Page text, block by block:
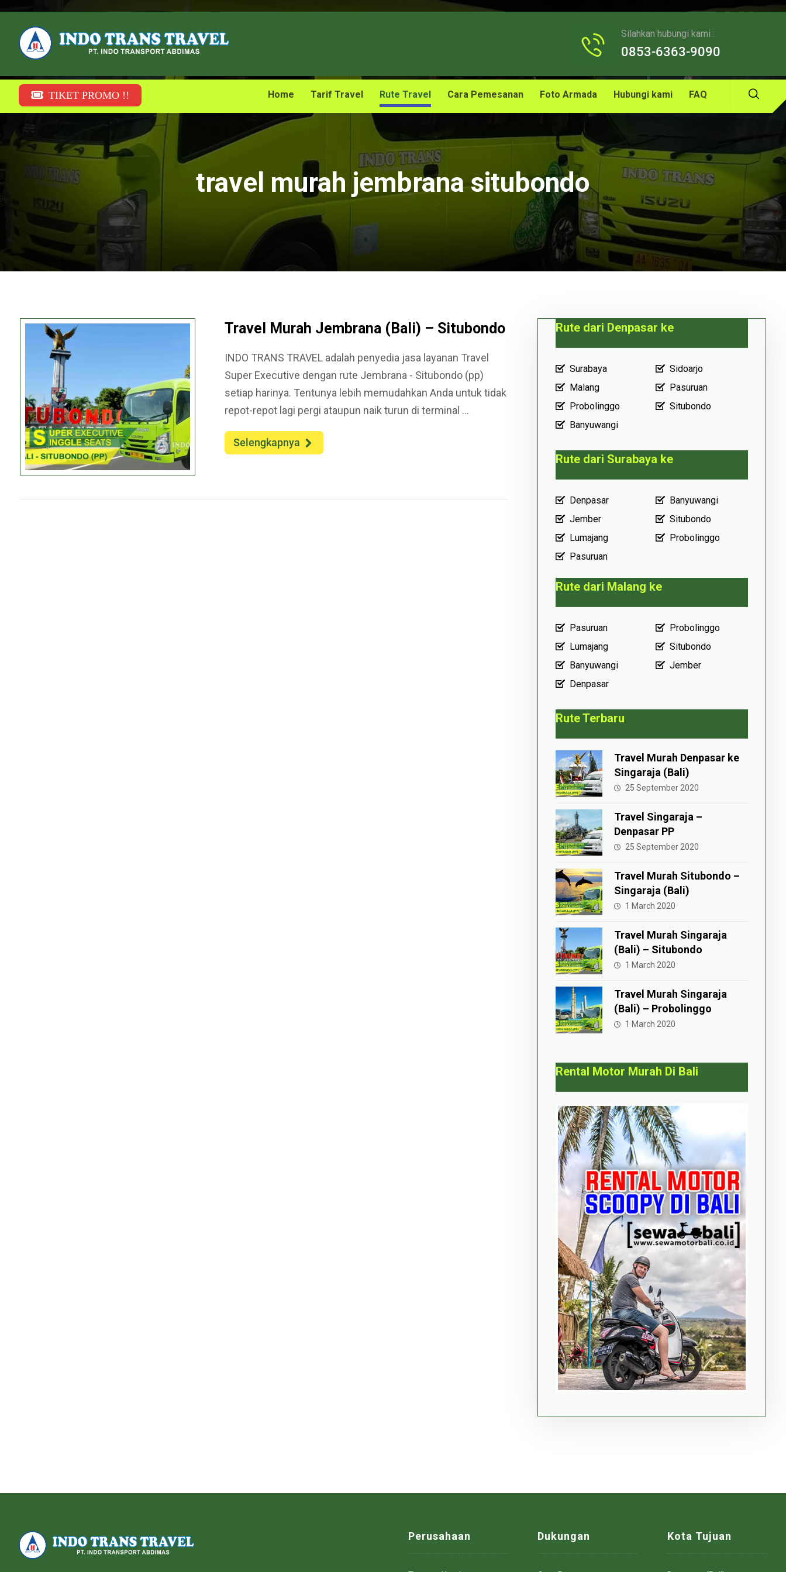
Silahkan hubungi kami :
0853-6363-9090
TIKET PROMO !! Home Tarif Travel Rute Travel Cara Pemesanan Foto Armada Hubungi kami FAQ
travel murah jembrana situbondo
Travel Murah Jembrana (Bali) – Situbondo
INDO TRANS TRAVEL adalah penyedia jasa layanan Travel
Super Executive dengan rute Jembrana - Situbondo (pp)
setiap harinya. Tentunya lebih memudahkan Anda untuk tidak
repot-repot lagi pergi ataupun naik turun di terminal ...
Selengkapnya
Rute dari Denpasar ke
Surabaya
Sidoarjo
Malang
Pasuruan
Probolinggo
Situbondo
Banyuwangi
Rute dari Surabaya ke
Denpasar
Banyuwangi
Jember
Situbondo
Lumajang
Probolinggo
Pasuruan
Rute dari Malang ke
Pasuruan
Probolinggo
Lumajang
Situbondo
Banyuwangi
Jember
Denpasar
Rute Terbaru
Travel Murah Denpasar ke
Singaraja (Bali)
25 September 2020
Travel Singaraja –
Denpasar PP
25 September 2020
Travel Murah Situbondo –
Singaraja (Bali)
1 March 2020
Travel Murah Singaraja
(Bali) – Situbondo
1 March 2020
Travel Murah Singaraja
(Bali) – Probolinggo
1 March 2020
Rental Motor Murah Di Bali
Perusahaan Dukungan Kota Tujuan